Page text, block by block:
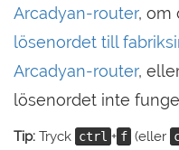
Arcadyan-router, om
lösenordet till
Arcadyan-router,
lösenordet inte
Tip: Tryck ctrl + f (eller